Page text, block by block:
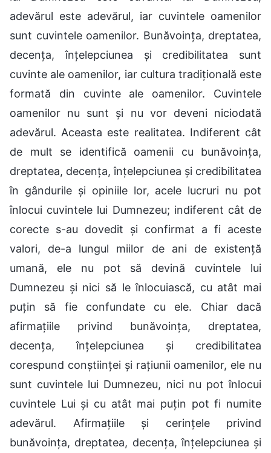
adevărul este adevărul, iar cuvintele oamenilor
sunt cuvintele oamenilor. Bunăvoința, dreptatea,
decența, înțelepciunea și credibilitatea sunt
cuvinte ale oamenilor, iar cultura tradițională este
formată din cuvinte ale oamenilor. Cuvintele
oamenilor nu sunt și nu vor deveni niciodată
adevărul. Aceasta este realitatea. Indiferent cât
de mult se identifică oamenii cu bunăvoința,
dreptatea, decența, înțelepciunea și credibilitatea
în gândurile și opiniile lor, acele lucruri nu pot
înlocui cuvintele lui Dumnezeu; indiferent cât de
corecte s-au dovedit și confirmat a fi aceste
valori, de-a lungul miilor de ani de existență
umană, ele nu pot să devină cuvintele lui
Dumnezeu și nici să le înlocuiască, cu atât mai
puțin să fie confundate cu ele. Chiar dacă
afirmațiile privind bunăvoința, dreptatea,
decența, înțelepciunea și credibilitatea
corespund conștiinței și rațiunii oamenilor, ele nu
sunt cuvintele lui Dumnezeu, nici nu pot înlocui
cuvintele Lui și cu atât mai puțin pot fi numite
adevărul. Afirmațiile și cerințele privind
bunăvoința, dreptatea, decența, înțelepciunea și